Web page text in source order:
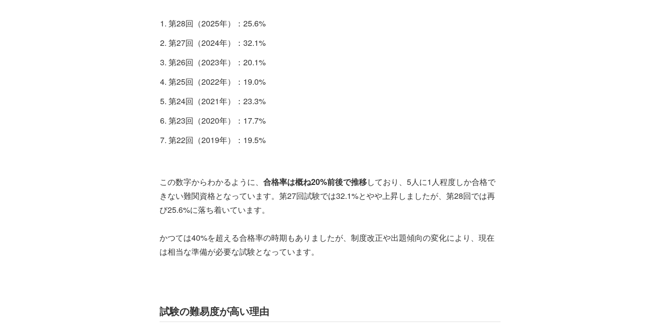
第28回（2025年）：25.6%
第27回（2024年）：32.1%
第26回（2023年）：20.1%
第25回（2022年）：19.0%
第24回（2021年）：23.3%
第23回（2020年）：17.7%
第22回（2019年）：19.5%
この数字からわかるように、 合格率は概ね20%前後で推移しており、5人に1人程度しか合格で
きない難関資格となっています。第27回試験では32.1%とやや上昇しましたが、第28回では再
び25.6%に落ち着いています。
かつては40%を超える合格率の時期もありましたが、制度改正や出題傾向の変化により、現在
は相当な準備が必要な試験となっています。
試験の難易度が高い理由